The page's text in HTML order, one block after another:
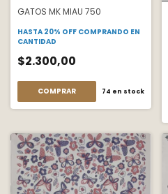
GATOS MK MIAU 750
HASTA 20% OFF COMPRANDO EN
CANTIDAD
$2.300,00
COMPRAR 74 en stock